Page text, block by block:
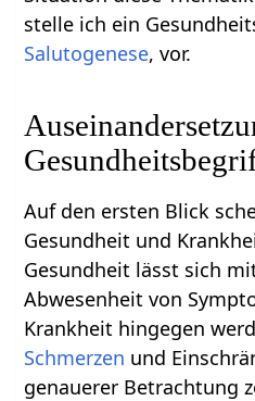
stelle ich ein
Salutogenese, vor.
Auf den ersten Blick
Gesundheit und
Gesundheit lässt sich
Abwesenheit von
Krankheit hingegen
Schmerzen und
genauerer Betrachtung